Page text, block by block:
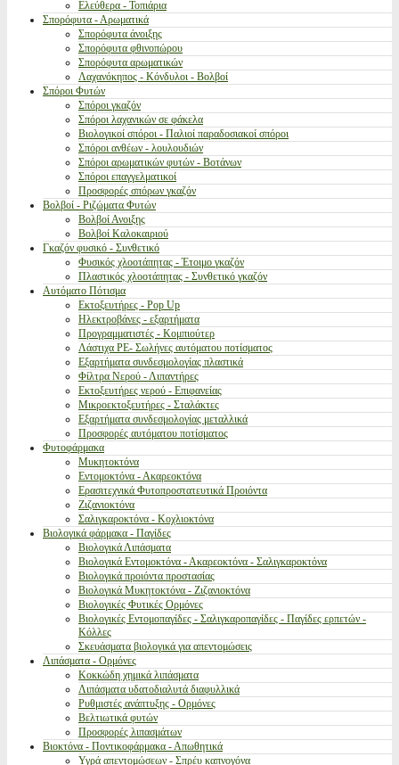
Ελεύθερα - Τοπιάρια
Σπορόφυτα - Αρωματικά
Σπορόφυτα άνοιξης
Σπορόφυτα φθινοπώρου
Σπορόφυτα αρωματικών
Λαχανόκηπος - Κόνδυλοι - Βολβοί
Σπόροι Φυτών
Σπόροι γκαζόν
Σπόροι λαχανικών σε φάκελα
Βιολογικοί σπόροι - Παλιοί παραδοσιακοί σπόροι
Σπόροι ανθέων - λουλουδιών
Σπόροι αρωματικών φυτών - Βοτάνων
Σπόροι επαγγελματικοί
Προσφορές σπόρων γκαζόν
Βολβοί - Ριζώματα Φυτών
Βολβοί Ανοιξης
Βολβοί Καλοκαιριού
Γκαζόν φυσικό - Συνθετικό
Φυσικός χλοοτάπητας - Έτοιμο γκαζόν
Πλαστικός χλοοτάπητας - Συνθετικό γκαζόν
Αυτόματο Πότισμα
Εκτοξευτήρες - Pop Up
Ηλεκτροβάνες - εξαρτήματα
Προγραμματιστές - Κομπιούτερ
Λάστιχα PE- Σωλήνες αυτόματου ποτίσματος
Εξαρτήματα συνδεσμολογίας πλαστικά
Φίλτρα Νερού - Λιπαντήρες
Εκτοξευτήρες νερού - Επιφανείας
Μικροεκτοξευτήρες - Σταλάκτες
Εξαρτήματα συνδεσμολογίας μεταλλικά
Προσφορές αυτόματου ποτίσματος
Φυτοφάρμακα
Μυκητοκτόνα
Εντομοκτόνα - Ακαρεοκτόνα
Ερασιτεχνικά Φυτοπροστατευτικά Προιόντα
Ζιζανιοκτόνα
Σαλιγκαροκτόνα - Κοχλιοκτόνα
Βιολογικά φάρμακα - Παγίδες
Βιολογικά Λιπάσματα
Βιολογικά Εντομοκτόνα - Ακαρεοκτόνα - Σαλιγκαροκτόνα
Βιολογικά προιόντα προστασίας
Βιολογικά Μυκητοκτόνα - Ζιζανιοκτόνα
Βιολογικές Φυτικές Ορμόνες
Βιολογικές Εντομοπαγίδες - Σαλιγκαροπαγίδες - Παγίδες ερπετών -
Κόλλες
Σκευάσματα βιολογικά για απεντομώσεις
Λιπάσματα - Ορμόνες
Κοκκώδη χημικά λιπάσματα
Λιπάσματα υδατοδιαλυτά διαφυλλικά
Ρυθμιστές ανάπτυξης - Ορμόνες
Βελτιωτικά φυτών
Προσφορές λιπασμάτων
Βιοκτόνα - Ποντικοφάρμακα - Απωθητικά
Υγρά απεντομώσεων - Σπρέυ καπνογόνα